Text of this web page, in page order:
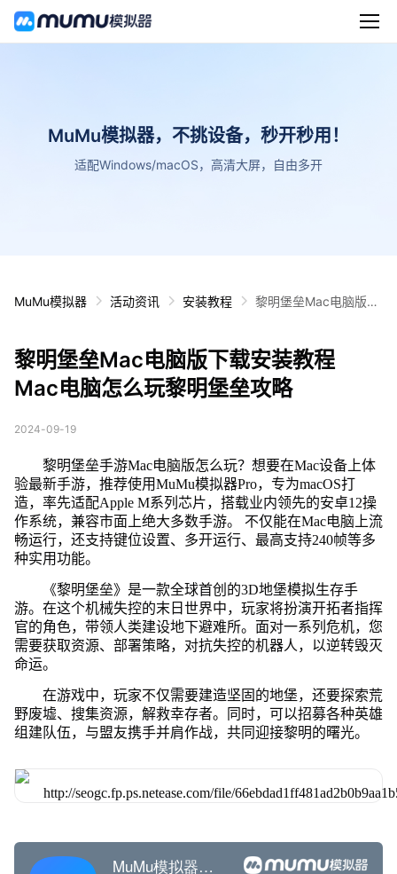
MuMu模拟器，不挑设备，秒开秒用！
适配Windows/macOS，高清大屏，自由多开
MuMu模拟器 活动资讯 安装教程
黎明堡垒Mac电脑版下
黎明堡垒Mac电脑版下载安装教程
Mac电脑怎么玩黎明堡垒攻略
2024-09-19
黎明堡垒手游Mac电脑版怎么玩？想要在Mac设备上体
验最新手游，推荐使用MuMu模拟器Pro，专为macOS打
造，率先适配Apple M系列芯片，搭载业内领先的安卓12操
作系统，兼容市面上绝大多数手游。 不仅能在Mac电脑上流
畅运行，还支持键位设置、多开运行、最高支持240帧等多
种实用功能。
《黎明堡垒》是一款全球首创的3D地堡模拟生存手
游。在这个机械失控的末日世界中，玩家将扮演开拓者指挥
官的角色，带领人类建设地下避难所。面对一系列危机，您
需要获取资源、部署策略，对抗失控的机器人，以逆转毁灭
命运。
在游戏中，玩家不仅需要建造坚固的地堡，还要探索荒
野废墟、搜集资源，解救幸存者。同时，可以招募各种英雄
组建队伍，与盟友携手并肩作战，共同迎接黎明的曙光。